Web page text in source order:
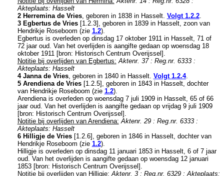
Akteplaats: Hasselt
2 Herremina de Vries, geboren in 1838 in Hasselt. Volgt 1.2.2.
3 Egbertus de Vries[1.2.3], geboren in 1839 in Hasselt, zoon van
Hendrikje Roseboom (zie 1.2).
Egbertus is overleden op dinsdag 17 oktober 1911 in Hasselt, 71 of
72 jaar oud. Van het overlijden is aangifte gedaan op woensdag 18
oktober 1911 [bron: Historisch Centrum Overijssel ].
Notitie bij overlijden van Egbertus: Aktenr. 37 : Reg.nr. 6333 :
Akteplaats: Hasselt
4 Janna de Vries, geboren in 1840 in Hasselt. Volgt 1.2.4.
5 Arendiena de Vries[1.2.5], geboren in 1843 in Hasselt, dochter
van Hendrikje Roseboom (zie 1.2).
Arendiena is overleden op woensdag 7 juli 1909 in Hasselt, 65 of 66
jaar oud. Van het overlijden is aangifte gedaan op vrijdag 9 juli 1909
[bron: Historisch Centrum Overijssel ].
Notitie bij overlijden van Arendiena: Aktenr. 29 : Reg.nr. 6333 :
Akteplaats: Hasselt
6 Hilligje de Vries[1.2.6], geboren in 1846 in Hasselt, dochter van
Hendrikje Roseboom (zie 1.2).
Hilligje is overleden op dinsdag 11 januari 1853 in Hasselt, 6 of 7 jaar
oud. Van het overlijden is aangifte gedaan op woensdag 12 januari
1853 [bron: Historisch Centrum Overijssel ].
Notitie bij overlijden van Hilligje: Aktenr. 3 : Reg.nr. 6329 : Akteplaats: